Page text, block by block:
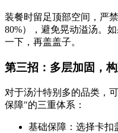
装餐时留足顶部空间，严
80%），避免晃动溢汤。
一下，再盖盖子。
第三招：多层加固，
对于汤汁特别多的品类，
保障"的三重体系：
基础保障：选择卡扣